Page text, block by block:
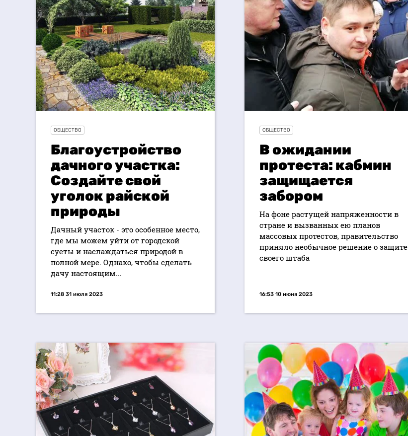
ОБЩЕСТВО
Благоустройство
дачного участка:
Создайте свой
уголок райской
природы
Дачный участок - это особенное место,
где мы можем уйти от городской
суеты и наслаждаться природой в
полной мере. Однако, чтобы сделать
дачу настоящим...
11:28 31 июля 2023
ОБЩЕСТВО
В ожидании
протеста: кабмин
защищается
забором
На фоне растущей напряженности в
стране и вызванных ею планов
массовых протестов, правительство
приняло необычное решение о защите
своего штаба
16:53 10 июня 2023